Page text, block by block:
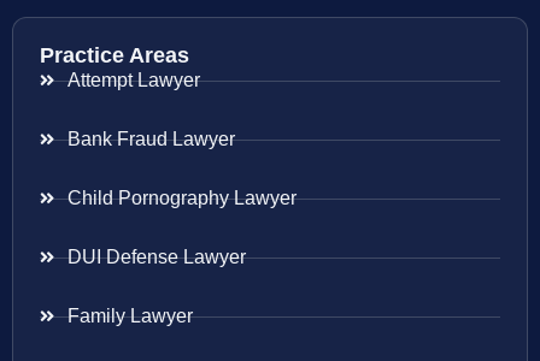
Practice Areas
Attempt Lawyer
Bank Fraud Lawyer
Child Pornography Lawyer
DUI Defense Lawyer
Family Lawyer